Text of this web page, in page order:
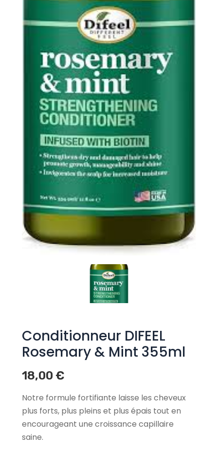
Conditionneur DIFEEL
Rosemary & Mint 355ml
18,00 €
Notre formule fortifiante laisse les cheveux
plus forts, plus pleins et plus épais tout en
encourageant une croissance capillaire
saine.